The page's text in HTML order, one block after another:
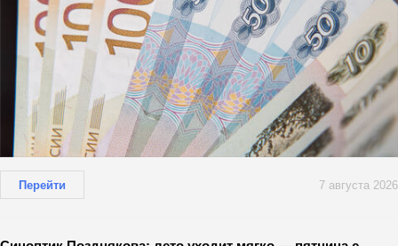
Перейти 7 августа 2026